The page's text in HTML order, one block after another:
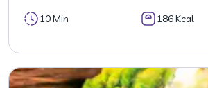
10 Min 186 Kcal